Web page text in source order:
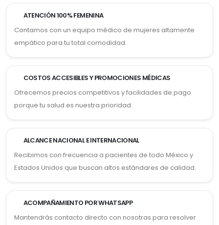
ATENCIÓN 100% FEMENINA
Contamos con un equipo médico de mujeres altamente
empático para tu total comodidad.
COSTOS ACCESIBLES Y PROMOCIONES MÉDICAS
Ofrecemos precios competitivos y facilidades de pago
porque tu salud es nuestra prioridad.
ALCANCE NACIONAL E INTERNACIONAL
Recibimos con frecuencia a pacientes de todo México y
Estados Unidos que buscan altos estándares de calidad.
ACOMPAÑAMIENTO POR WHATSAPP
Mantendrás contacto directo con nosotras para resolver